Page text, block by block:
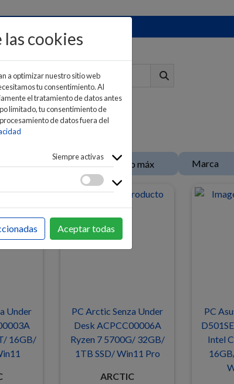
SOBREMESA
Marca
Under
16GB/
PC Arctic Senza Under
Desk ACPCC00006A
Ryzen 7 5700G/ 32GB/
1TB SSD/ Win11 Pro
ARCTIC
PC
Intel
cookies
a optimizar nuestro sitio web
tu consentimiento. Al
el tratamiento de datos antes
limitado, tu consentimiento de
de datos fuera del
Siempre activas
Aceptar todas